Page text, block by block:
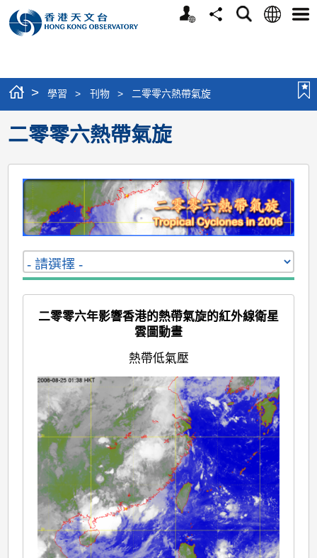
個
分
搜
語
選
> 學習 > 刊物 > 二零零六熱帶氣旋
二零零六熱帶氣旋
二零零六年影響香港的熱帶氣旋的紅外線衛星
雲圖動畫
熱帶低氣壓